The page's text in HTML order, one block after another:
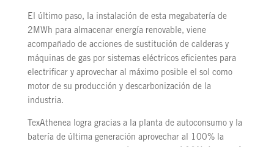
El último paso, la instalación de esta megabatería de
2MWh para almacenar energía renovable, viene
acompañado de acciones de sustitución de calderas y
máquinas de gas por sistemas eléctricos eficientes para
electrificar y aprovechar al máximo posible el sol como
motor de su producción y descarbonización de la
industria.
TexAthenea logra gracias a la planta de autoconsumo y la
batería de última generación aprovechar al 100% la